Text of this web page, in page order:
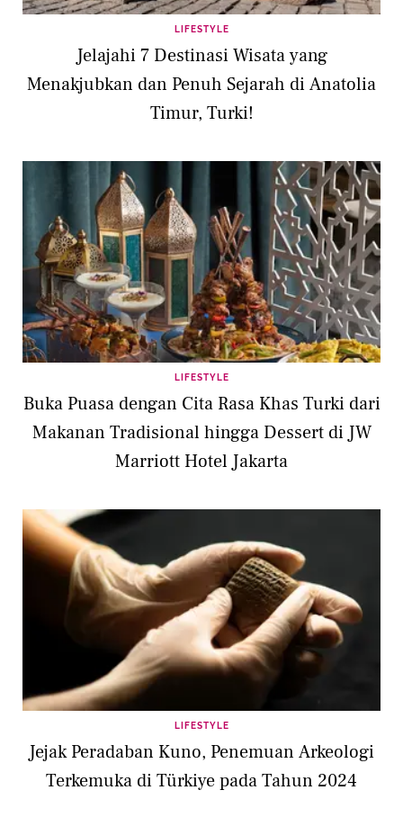
LIFESTYLE
Jelajahi 7 Destinasi Wisata yang
Menakjubkan dan Penuh Sejarah di Anatolia
Timur, Turki!
LIFESTYLE
Buka Puasa dengan Cita Rasa Khas Turki dari
Makanan Tradisional hingga Dessert di JW
Marriott Hotel Jakarta
LIFESTYLE
Jejak Peradaban Kuno, Penemuan Arkeologi
Terkemuka di Türkiye pada Tahun 2024